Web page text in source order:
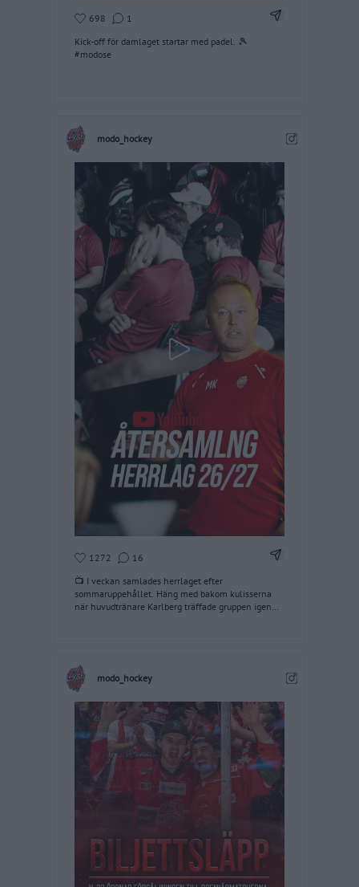
698 1 Dela
Kick-off för damlaget startar med padel. 🎾
#modose
modo_hockey
1272 16 Dela
📺 I veckan samlades herrlaget efter
sommaruppehållet. Häng med bakom kulisserna
när huvudtränare Karlberg träffade gruppen igen
modo_hockey